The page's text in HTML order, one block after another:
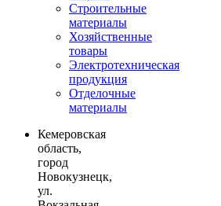
Строительные
материалы
Хозяйственные
товары
Электротехническая
продукция
Отделочные
материалы
Кемеровская
область,
город
Новокузнецк,
ул.